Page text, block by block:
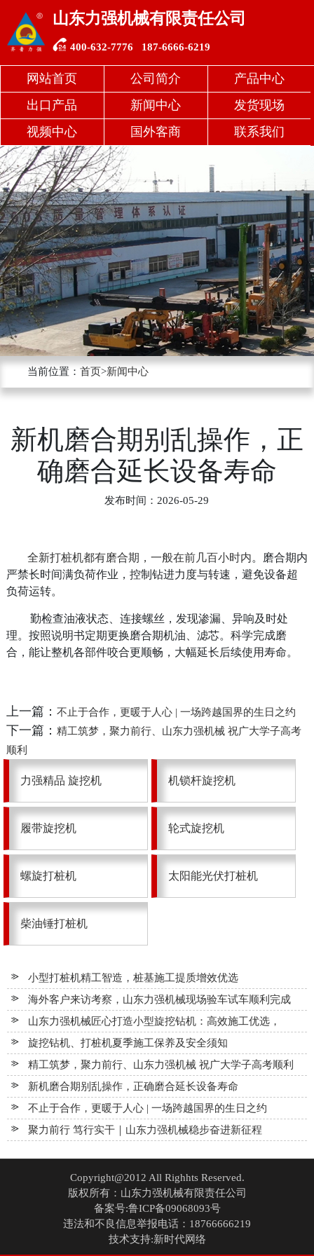
关闭分类
品
旋
挖
机
机
锁
杆
旋
挖
挖
轮
旋
挖
机
螺
旋
桩
太
阳
能
光
山东力强机械有限责任公司
400-632-7776 187-6666-6219
网站首页 公司简介
产品中心
出口产品
新闻中心
发货现场
视频中心
国外客商 联系我们
当前位置： 首页>新闻中心
新机磨合期别乱操作，正
确磨合延长设备寿命
发布时间：2026-05-29
全新打桩机都有磨合期，一般在前几百小时内。磨合期内
严禁长时间满负荷作业，控制钻进力度与转速，避免设备超
负荷运转。
勤检查油液状态、连接螺丝，发现渗漏、异响及时处
理。按照说明书定期更换磨合期机油、滤芯。科学完成磨
合，能让整机各部件咬合更顺畅，大幅延长后续使用寿命。
上一篇： 不止于合作，更暖于人心 | 一场跨越国界的生日之约
下一篇： 精工筑梦，聚力前行、山东力强机械 祝广大学子高考
顺利
力强精品 旋挖机 机锁杆旋挖机
履带旋挖机 轮式旋挖机
螺旋打桩机 太阳能光伏打桩机
柴油锤打桩机
小型打桩机精工智造，桩基施工提质增效优选
海外客户来访考察，山东力强机械现场验车试车顺利完成
山东力强机械匠心打造小型旋挖钻机：高效施工优选，
旋挖钻机、打桩机夏季施工保养及安全须知
精工筑梦，聚力前行、山东力强机械 祝广大学子高考顺利
新机磨合期别乱操作，正确磨合延长设备寿命
不止于合作，更暖于人心 | 一场跨越国界的生日之约
聚力前行 笃行实干｜山东力强机械稳步奋进新征程
Copyright@2012 All Righhts Reserved.
版权所有：山东力强机械有限责任公司
备案号:鲁ICP备09068093号
违法和不良信息举报电话：18766666219
技术支持:新时代网络